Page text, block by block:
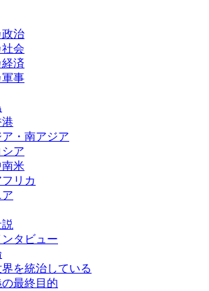
政治
会
済
軍事
・南アジア
ア
米
リカ
タビュー
を統治している
最終目的